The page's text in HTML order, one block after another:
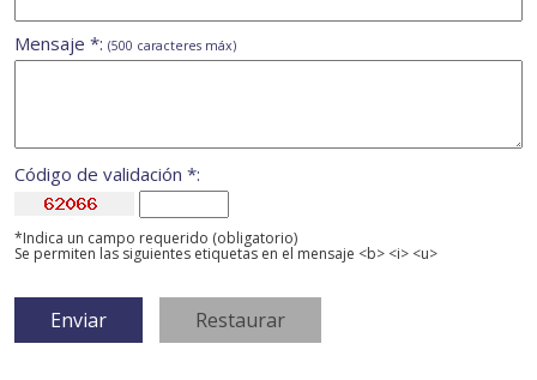
Mensaje *: (500 caracteres máx)
Código de validación *:
*Indica un campo requerido (obligatorio)
Se permiten las siguientes etiquetas en el mensaje <b> <i> <u>